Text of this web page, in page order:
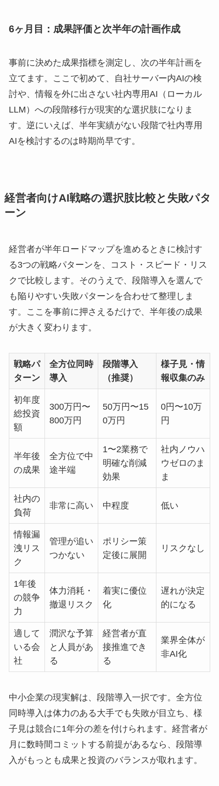
6ヶ月目：成果評価と次半年の計画作成
事前に決めた成果指標を測定し、次の半年計画を
立てます。ここで初めて、自社サーバー内AIの検
討や、情報を外に出さない社内専用AI（ローカル
LLM）への段階移行が現実的な選択肢になりま
す。逆にいえば、半年実績がない段階で社内専用
AIを検討するのは時期尚早です。
経営者向けAI戦略の選択肢比較と失敗パタ
ーン
経営者が半年ロードマップを進めるときに検討す
る3つの戦略パターンを、コスト・スピード・リス
クで比較します。そのうえで、段階導入を選んで
も陥りやすい失敗パターンを合わせて整理しま
す。ここを事前に押さえるだけで、半年後の成果
が大きく変わります。
戦略パ
ターン
全方位同時
導入
段階導入
（推奨）
様子見・情
報収集のみ
初年度
総投資
額
300万円〜
800万円
50万円〜15
0万円
0円〜10万
円
半年後
の成果
全方位で中
途半端
1〜2業務で
明確な削減
効果
社内ノウハ
ウゼロのま
ま
社内の
負荷
非常に高い 中程度 低い
情報漏
洩リス
ク
管理が追い
つかない
ポリシー策
定後に展開
リスクなし
1年後
の競争
力
体力消耗・
撤退リスク
着実に優位
化
遅れが決定
的になる
適して
いる会
社
潤沢な予算
と人員があ
る
経営者が直
接推進でき
る
業界全体が
非AI化
中小企業の現実解は、段階導入一択です。全方位
同時導入は体力のある大手でも失敗が目立ち、様
子見は競合に1年分の差を付けられます。経営者が
月に数時間コミットする前提があるなら、段階導
入がもっとも成果と投資のバランスが取れます。